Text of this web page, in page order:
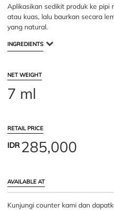
Aplikasikan sedikit produk ke pipi
atau kuas, lalu baurkan secara
yang natural.
INGREDIENTS
NET WEIGHT
7 ml
RETAIL PRICE
IDR285,000
AVAILABLE AT
Kunjungi counter kami dan